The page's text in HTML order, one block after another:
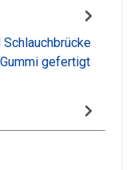
gefertigt